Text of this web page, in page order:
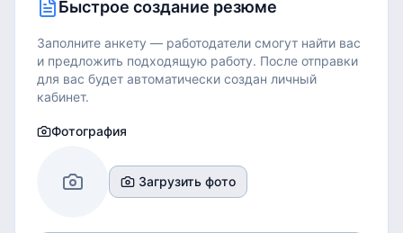
Быстрое создание резюме
Заполните анкету — работодатели смогут найти вас
и предложить подходящую работу. После отправки
для вас будет автоматически создан личный
кабинет.
Фотография
Загрузить фото